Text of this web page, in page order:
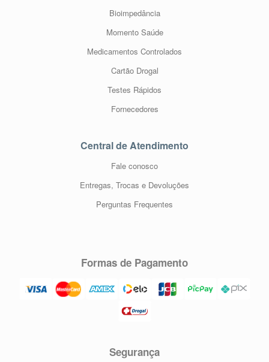
Bioimpedância
Momento Saúde
Medicamentos Controlados
Cartão Drogal
Testes Rápidos
Fornecedores
Central de Atendimento
Fale conosco
Entregas, Trocas e Devoluções
Perguntas Frequentes
Formas de Pagamento
Segurança